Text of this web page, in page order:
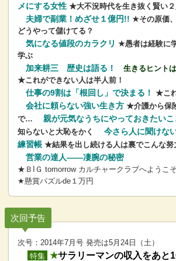
メにする女性 ★大不況時代を生き抜く賢い
夫婦で副業！めざせ１億円!! ★その原価
どうやって儲けてる？
気になる値段のカラクリ ★愚者は経験に
学ぶ
加来耕三 歴史は語る！ 生きるヒントは
★これができない人は半人前！
仕事の9割は「根回し」で決まる！ ★こ
会社に頼らない強い生き方 ★介護から保
で…
親が元気なうちにやっておきたいこ
知らないと大恥をかく
今さら人に聞けな
練習帳 ★結果を出し続ける人は裏でこんな努
営業の達人――凄腕の秘密
★ＢIＧ tomorrow カルチャークラブへようこそ
★懸賞パズルde１万円
次回予告
次号：2014年7月号 発売は5月24日（土）
特集 ★サラリーマンの収入をあと